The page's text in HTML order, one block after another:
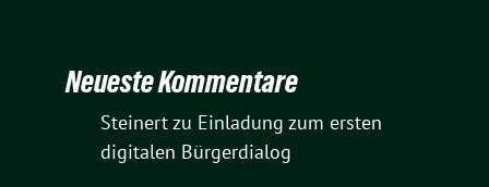
Neueste Kommentare
Steinertzu Einladung zum ersten
digitalen Bürgerdialog